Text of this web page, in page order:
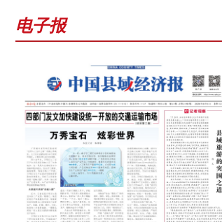
电子报